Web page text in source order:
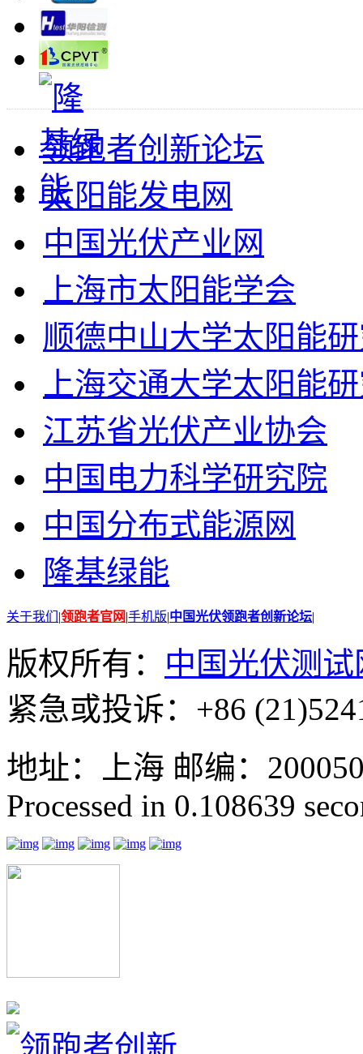
领跑者创新论坛
太阳能发电网
中国光伏产业网
上海市太阳能学会
顺德中山大学太阳能
上海交通大学太阳能
江苏省光伏产业协会
中国电力科学研究院
中国分布式能源网
隆基绿能
关于我们 |领跑者官网|手机版|中国光伏领跑者创新论坛|
版权所有： 中国光伏测试
紧急或投诉：+86
地址：上海 邮编：
Processed in 0.108639